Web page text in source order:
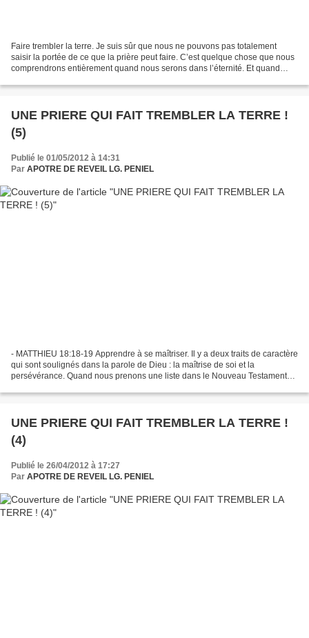
Faire trembler la terre. Je suis sûr que nous ne pouvons pas totalement
saisir la portée de ce que la prière peut faire. C’est quelque chose que nous
comprendrons entièrement quand nous serons dans l’éternité. Et quand
UNE PRIERE QUI FAIT TREMBLER LA TERRE !
(5)
Publié le 01/05/2012 à 14:31
Par APOTRE DE REVEIL LG. PENIEL
- MATTHIEU 18:18-19 Apprendre à se maîtriser. Il y a deux traits de caractère
qui sont soulignés dans la parole de Dieu : la maîtrise de soi et la
persévérance. Quand nous prenons une liste dans le Nouveau Testament
UNE PRIERE QUI FAIT TREMBLER LA TERRE !
(4)
Publié le 26/04/2012 à 17:27
Par APOTRE DE REVEIL LG. PENIEL